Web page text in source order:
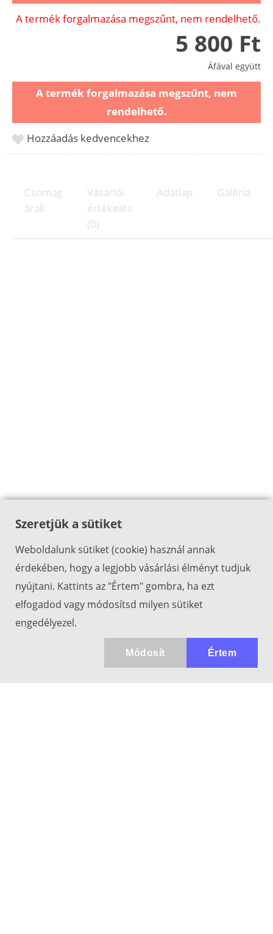
A termék forgalmazása megszűnt, nem rendelhető.
5 800 Ft
Áfával együtt
A termék forgalmazása megszűnt, nem
rendelhető.
Hozzáadás kedvencekhez
Csomag
árak
Vásárlói
értékelés
(0)
Adatlap Galéria
Szeretjük a sütiket
Weboldalunk sütiket (cookie) használ annak
érdekében, hogy a legjobb vásárlási élményt tudjuk
nyújtani. Kattints az "Értem" gombra, ha ezt
elfogadod vagy módosítsd milyen sütiket
engedélyezel.
Értem
Módosít